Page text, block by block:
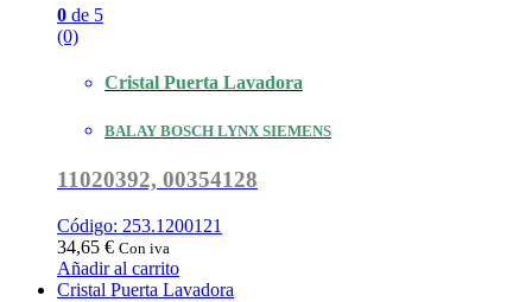
0 de 5
(0)
Cristal Puerta Lavadora
BALAY BOSCH LYNX SIEMENS
11020392, 00354128
Código: 253.1200121
34,65 € Con iva
Añadir al carrito
Cristal Puerta Lavadora